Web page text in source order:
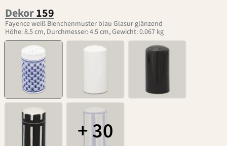
Dekor159
Fayence weiß Bienchenmuster blau Glasur glänzend
Höhe: 8.5 cm, Durchmesser: 4.5 cm, Gewicht: 0.067 kg
+ 30